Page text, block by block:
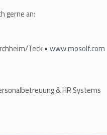
gerne an:
Teck • www.mosolf.com
& HR Systems